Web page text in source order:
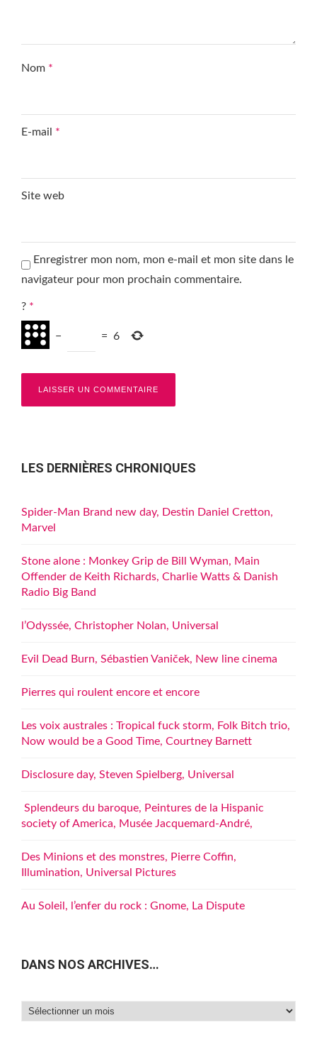
Nom *
E-mail *
Site web
Enregistrer mon nom, mon e-mail et mon site dans le
navigateur pour mon prochain commentaire.
? *
− = 6
LES DERNIÈRES CHRONIQUES
Spider-Man Brand new day, Destin Daniel Cretton,
Marvel
Stone alone : Monkey Grip de Bill Wyman, Main
Offender de Keith Richards, Charlie Watts & Danish
Radio Big Band
l’Odyssée, Christopher Nolan, Universal
Evil Dead Burn, Sébastien Vaniček, New line cinema
Pierres qui roulent encore et encore
Les voix australes : Tropical fuck storm, Folk Bitch trio,
Now would be a Good Time, Courtney Barnett
Disclosure day, Steven Spielberg, Universal
Splendeurs du baroque, Peintures de la Hispanic
society of America, Musée Jacquemard-André,
Des Minions et des monstres, Pierre Coffin,
Illumination, Universal Pictures
Au Soleil, l’enfer du rock : Gnome, La Dispute
DANS NOS ARCHIVES…
Dans